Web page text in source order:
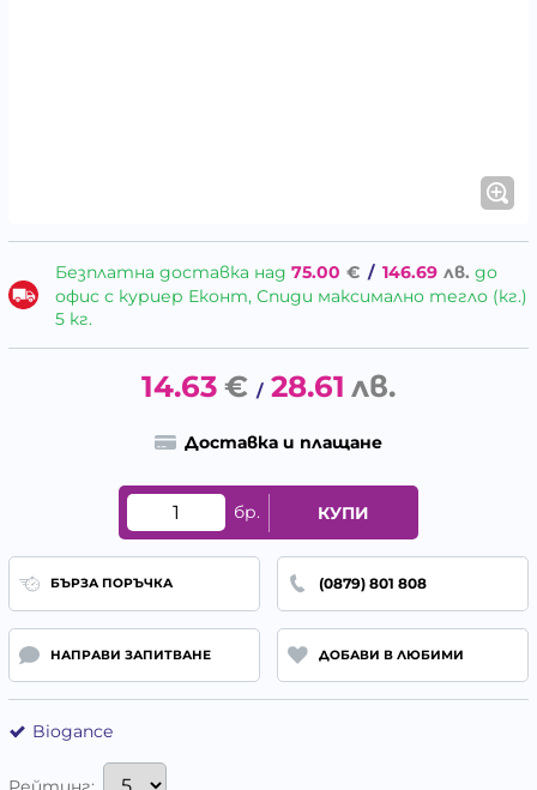
Безплатна доставка над 75.00 € / 146.69 лв. до
офис с куриер Еконт, Спиди максимално тегло (кг.)
5 кг.
14.63 € / 28.61 лв.
Доставка и плащане
бр. КУПИ
БЪРЗА ПОРЪЧКА (0879) 801 808
НАПРАВИ ЗАПИТВАНЕ ДОБАВИ В ЛЮБИМИ
Biogance